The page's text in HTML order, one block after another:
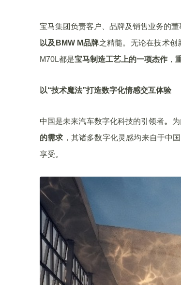
宝马集团负责客户、品牌及销售业务的
以及BMW M品牌之精髓。无论在技术
M70L都是宝马制造工艺上的一项杰作 ，
以“技术魔法”打造数字化情感交互体验
中国是未来汽车数字化科技的引领者。 为
的需求 ，其诸多数字化灵感均来自于中
享受。